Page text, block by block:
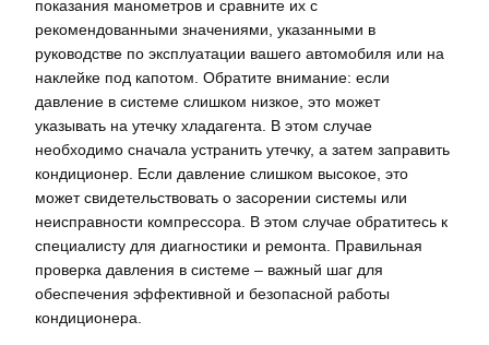
показания манометров и сравните их с
рекомендованными значениями, указанными в
руководстве по эксплуатации вашего автомобиля или на
наклейке под капотом. Обратите внимание: если
давление в системе слишком низкое, это может
указывать на утечку хладагента. В этом случае
необходимо сначала устранить утечку, а затем заправить
кондиционер. Если давление слишком высокое, это
может свидетельствовать о засорении системы или
неисправности компрессора. В этом случае обратитесь к
специалисту для диагностики и ремонта. Правильная
проверка давления в системе – важный шаг для
обеспечения эффективной и безопасной работы
кондиционера.